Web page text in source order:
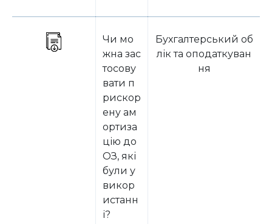
Чи мо
жна зас
тосову
вати п
рискор
ену ам
ортиза
цію до
ОЗ, які
були у
викор
истанн
і?
Бухгалтерський об
лік та оподаткуван
ня